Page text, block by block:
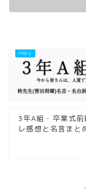
3年A組・卒業式
レ感想と名言まと